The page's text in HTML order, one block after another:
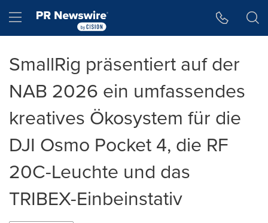
Hamburger menu
SmallRig präsentiert auf der
NAB 2026 ein umfassendes
kreatives Ökosystem für die
DJI Osmo Pocket 4, die RF
20C-Leuchte und das
TRIBEX-Einbeinstativ